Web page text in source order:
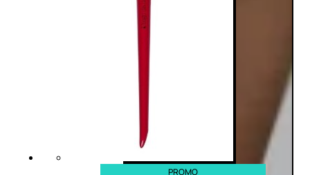
PROMO